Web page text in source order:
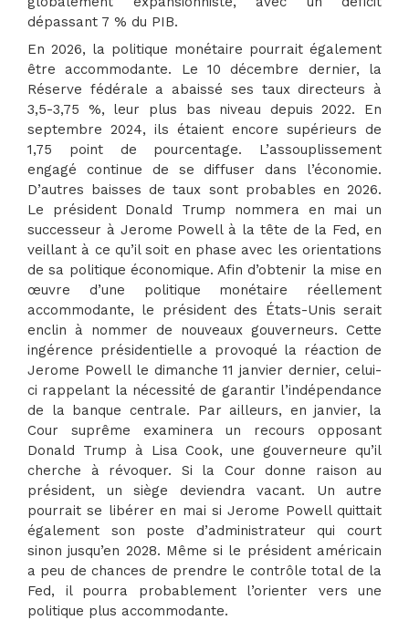
dépassant 7 % du PIB.
En 2026, la politique monétaire pourrait également
être accommodante. Le 10 décembre dernier, la
Réserve fédérale a abaissé ses taux directeurs à
3,5-3,75 %, leur plus bas niveau depuis 2022. En
septembre 2024, ils étaient encore supérieurs de
1,75 point de pourcentage. L’assouplissement
engagé continue de se diffuser dans l’économie.
D’autres baisses de taux sont probables en 2026.
Le président Donald Trump nommera en mai un
successeur à Jerome Powell à la tête de la Fed, en
veillant à ce qu’il soit en phase avec les orientations
de sa politique économique. Afin d’obtenir la mise en
œuvre d’une politique monétaire réellement
accommodante, le président des États-Unis serait
enclin à nommer de nouveaux gouverneurs. Cette
ingérence présidentielle a provoqué la réaction de
Jerome Powell le dimanche 11 janvier dernier, celui-
ci rappelant la nécessité de garantir l’indépendance
de la banque centrale. Par ailleurs, en janvier, la
Cour suprême examinera un recours opposant
Donald Trump à Lisa Cook, une gouverneure qu’il
cherche à révoquer. Si la Cour donne raison au
président, un siège deviendra vacant. Un autre
pourrait se libérer en mai si Jerome Powell quittait
également son poste d’administrateur qui court
sinon jusqu’en 2028. Même si le président américain
a peu de chances de prendre le contrôle total de la
Fed, il pourra probablement l’orienter vers une
politique plus accommodante.